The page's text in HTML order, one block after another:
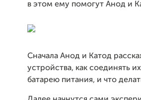
в этом ему помогут Анод и
Сначала Анод и Катод
устройства, как соединять
батарею питания, и что